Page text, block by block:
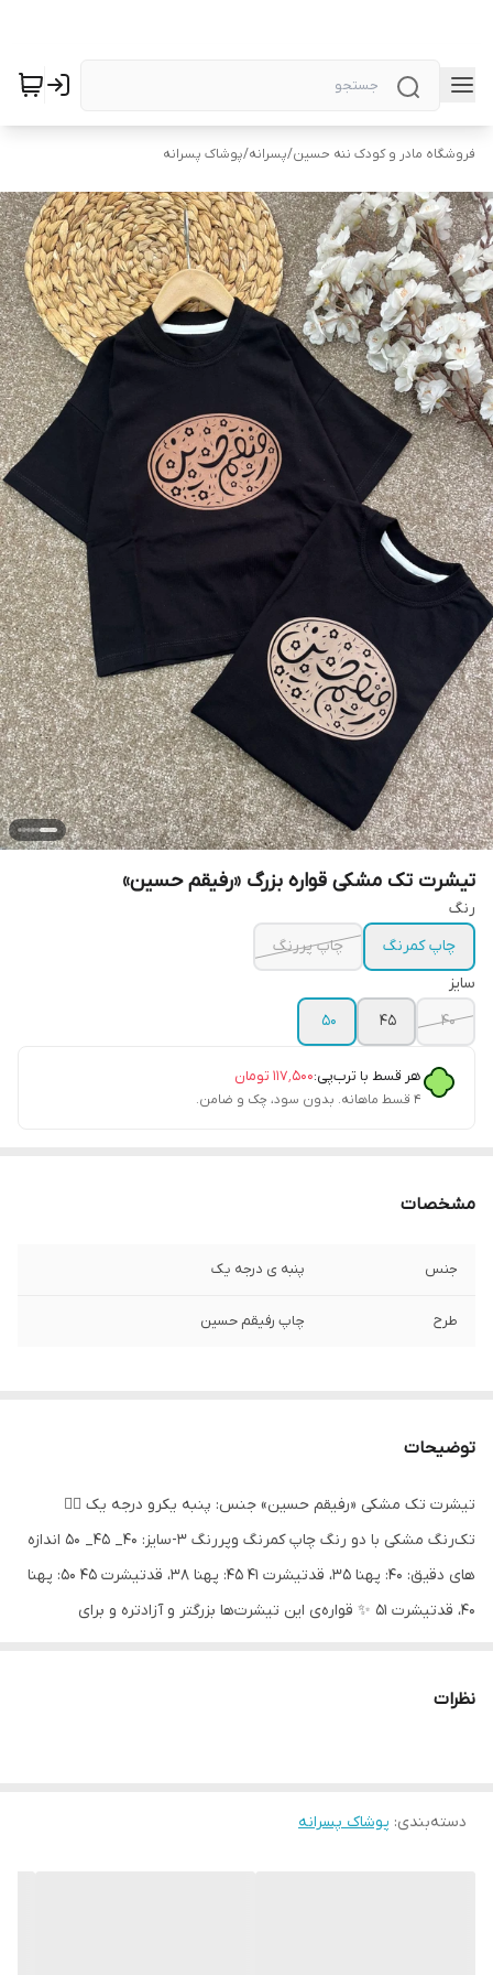
فروشگاه مادر و کودک ننه حسین/پسرانه/پوشاک پسرانه
تیشرت تک مشکی قواره بزرگ «رفیقم حسین»
رنگ
چاپ کمرنگ
چاپ پررنگ
سایز
۴۰
۴۵ ۵۰
هر قسط با ترب‌پی:۱۱۷٬۵۰۰ تومان
۴ قسط ماهانه. بدون سود، چک و ضامن.
مشخصات
جنس پنبه ی درجه یک
طرح چاپ رفیقم حسین
توضیحات
تیشرت تک مشکی «رفیقم حسین» جنس: پنبه یکرو درجه یک 👌🏻
تک‌رنگ مشکی با دو رنگ چاپ کمرنگ وپررنگ 3-سایز: ۴۰_ ۴۵_ ۵۰ اندازه
های دقیق: ۴۰: پهنا ۳۵، قدتیشرت ۴۱ ۴۵: پهنا ۳۸، قدتیشرت ۴۵ ۵۰: پهنا
۴۰، قدتیشرت ۵۱ ✨ قواره‌ی این تیشرت‌ها بزرگتر و آزادتره و برای
نظرات
دسته‌بندی: پوشاک پسرانه